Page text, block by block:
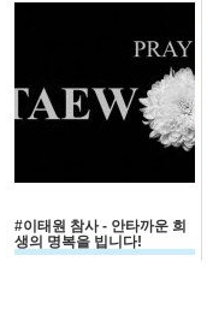
#이태원 참사 - 안타까운 희
생의 명복을 빕니다!